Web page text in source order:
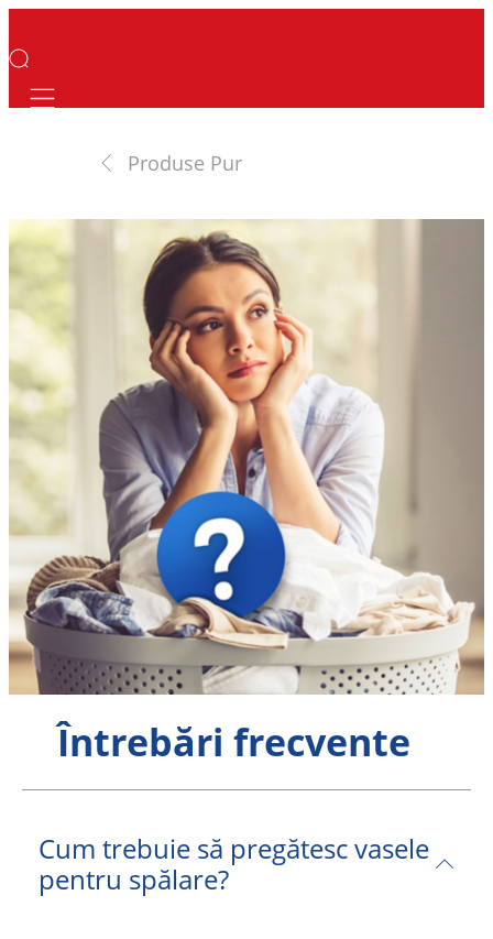
Mobile navigation
Produse Pur
Întrebări frecvente
Cum trebuie să pregătesc vasele
pentru spălare?